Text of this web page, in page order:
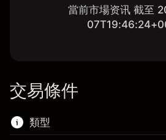
當前市場资讯 截至
交易條件
類型